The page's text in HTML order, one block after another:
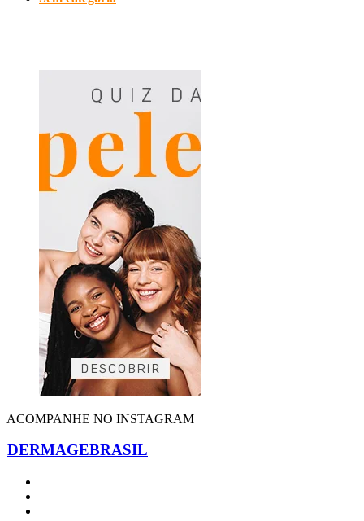
ACOMPANHE NO INSTAGRAM
DERMAGEBRASIL